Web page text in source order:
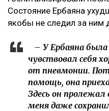
Состояние Ербаяна
якобы не следил за
– У Ербаяна
чувствовал себя
от пневмонии.
помощь, она
Здесь он пролежал
меня даже